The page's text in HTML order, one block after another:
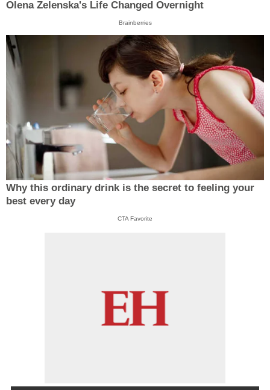
Olena Zelenska's Life Changed Overnight
Brainberries
Why this ordinary drink is the secret to feeling your
best every day
CTA Favorite